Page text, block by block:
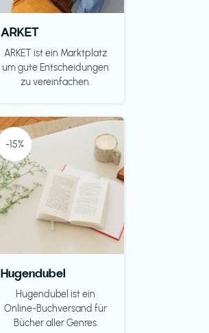
ARKET
ARKET ist ein Marktplatz
um gute Entscheidungen
zu vereinfachen.
-15%
Hugendubel
Hugendubel ist ein
Online-Buchversand für
Bücher aller Genres.